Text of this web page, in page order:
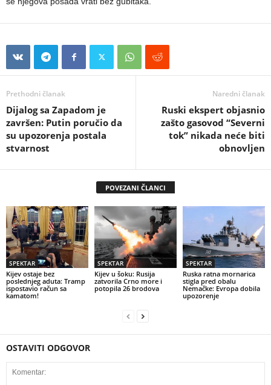
Prethodni članak
Dijalog sa Zapadom je
završen: Putin poručio da
su upozorenja postala
stvarnost
Naredni članak
Ruski ekspert objasnio
zašto gasovod “Severni
tok” nikada neće biti
obnovljen
POVEZANI ČLANCI
SPEKTAR
Kijev ostaje bez
poslednjeg aduta: Tramp
ispostavio račun sa
kamatom!
SPEKTAR
Kijev u šoku: Rusija
zatvorila Crno more i
potopila 26 brodova
SPEKTAR
Ruska ratna mornarica
stigla pred obalu
Nemačke: Evropa dobila
upozorenje
OSTAVITI ODGOVOR